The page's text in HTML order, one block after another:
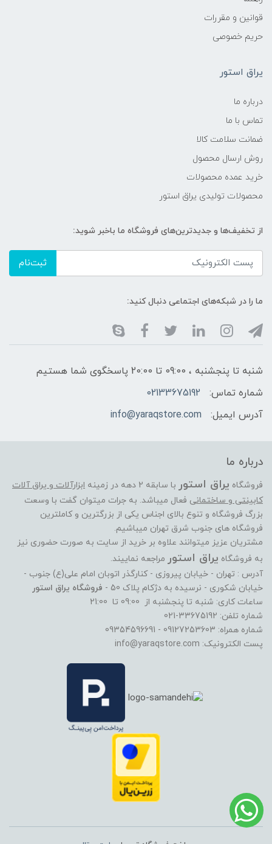
قوانین و مقررات
حریم خصوصی
یراق استور
درباره ما
تماس با ما
ضمانت سلامت کالا
روش ارسال محصول
خرید عمده محصولات
محصولات تولیدی یراق استور
از تخفیف‌ها و جدیدترین‌های فروشگاه ما باخبر شوید:
ثبت‌نام
ما را در شبکه‌های اجتماعی دنبال کنید:
شنبه تا پنجشنبه ، 09:00 تا 20:00 پاسخگوی شما هستیم
شماره تماس:
02133675192
آدرس ایمیل:
info@yaraqstore.com
درباره ما
فروشگاه یراق استور با سابقه 2 دهه در زمینه
ابزارآلات و یراق آلات
کابینتی و ساختمانی فعال میباشد. به جرات میتوان گفت با وسعت
بزرگ فروشگاه و تنوع بالای اجناس یکی از بزرگترین و کاملترین
فروشگاه های جنوب شرق تهران میباشیم.
مشتریان عزیز میتوانند علاوه بر خرید از سایت به صورت حضوری نیز
به فروشگاه یراق استور مراجعه نماییند.
آدرس : تهران - خیابان پیروزی - کنارگذر اتوبان امام علی(ع) جنوب -
خیابان شکوری - نرسیده به دژکام پلاک 50 -
فروشگاه یراق استور
ساعات کاری: شنبه تا پنجشنبه از 09:00 تا 21:00
شماره تلفن: 33675192-021
شماره همراه: 09127253603 - 09354596691
پست الکترونیک: info@yaraqstore.com